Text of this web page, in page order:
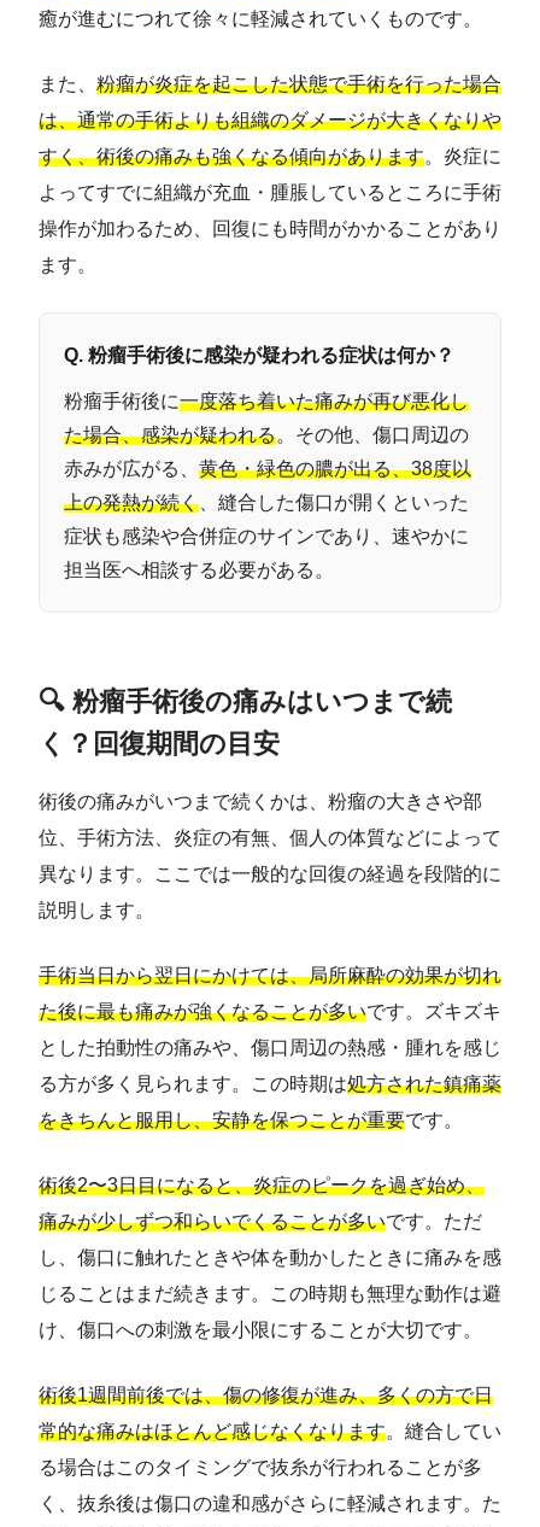
癒が進むにつれて徐々に軽減されていくものです。
また、 粉瘤が炎症を起こした状態で手術を行った場合
は、通常の手術よりも組織のダメージが大きくなりや
すく、術後の痛みも強くなる傾向があります。炎症に
よってすでに組織が充血・腫脹しているところに手術
操作が加わるため、回復にも時間がかかることがあり
ます。
Q. 粉瘤手術後に感染が疑われる症状は何か？
粉瘤手術後に一度落ち着いた痛みが再び悪化し
た場合、感染が疑われる。その他、傷口周辺の
赤みが広がる、 黄色・緑色の膿が出る、38度以
上の発熱が続く 、縫合した傷口が開くといった
症状も感染や合併症のサインであり、速やかに
担当医へ相談する必要がある。
🔍 粉瘤手術後の痛みはいつまで続
く？回復期間の目安
術後の痛みがいつまで続くかは、粉瘤の大きさや部
位、手術方法、炎症の有無、個人の体質などによって
異なります。ここでは一般的な回復の経過を段階的に
説明します。
手術当日から翌日にかけては、局所麻酔の効果が切れ
た後に最も痛みが強くなることが多いです。ズキズキ
とした拍動性の痛みや、傷口周辺の熱感・腫れを感じ
る方が多く見られます。この時期は処方された鎮痛薬
をきちんと服用し、安静を保つことが重要です。
術後2〜3日目になると、炎症のピークを過ぎ始め、
痛みが少しずつ和らいでくることが多いです。ただ
し、傷口に触れたときや体を動かしたときに痛みを感
じることはまだ続きます。この時期も無理な動作は避
け、傷口への刺激を最小限にすることが大切です。
術後1週間前後では、傷の修復が進み、多くの方で日
常的な痛みはほとんど感じなくなります。縫合してい
る場合はこのタイミングで抜糸が行われることが多
く、抜糸後は傷口の違和感がさらに軽減されます。た